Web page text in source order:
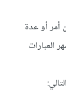
أمر أو عدة
العبارات